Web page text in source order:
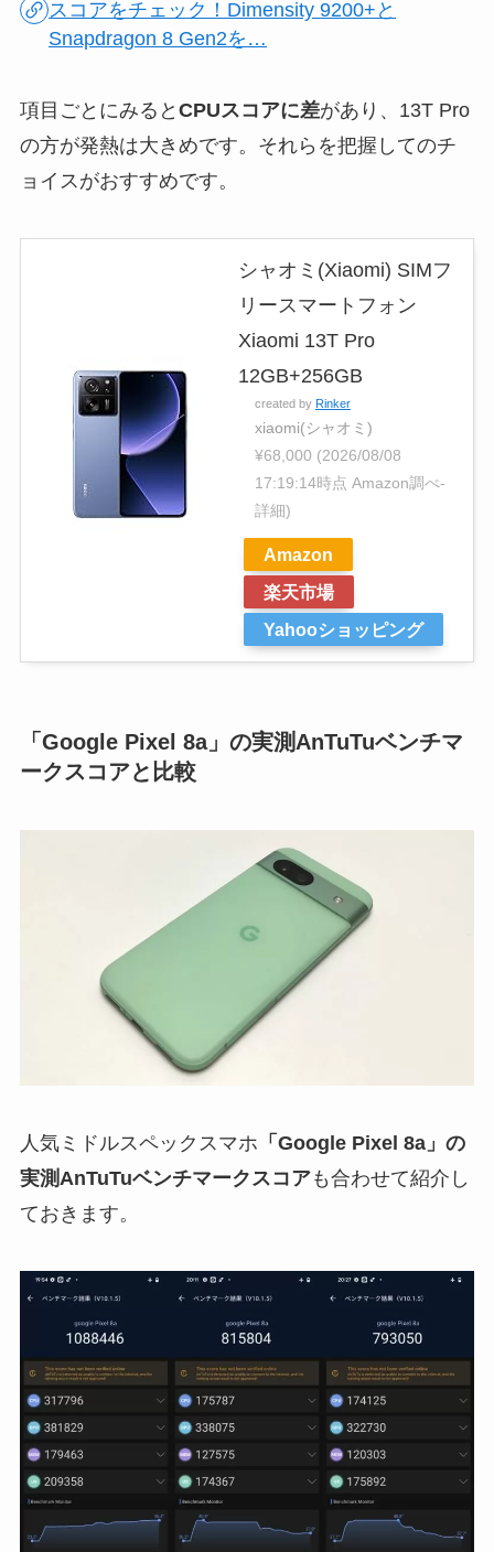
スコアをチェック！Dimensity 9200+と
Snapdragon 8 Gen2を…
項目ごとにみると CPUスコアに差があり、13T Pro
の方が発熱は大きめです。それらを把握してのチ
ョイスがおすすめです。
シャオミ(Xiaomi) SIMフ
リースマートフォン
Xiaomi 13T Pro
12GB+256GB
created by Rinker
xiaomi(シャオミ)
¥68,000 (2026/08/08
17:19:14時点 Amazon調べ-
詳細)
Amazon
楽天市場
Yahooショッピング
「Google Pixel 8a」の実測AnTuTuベンチマ
ークスコアと比較
人気ミドルスペックスマホ 「Google Pixel 8a」の
実測AnTuTuベンチマークスコアも合わせて紹介し
ておきます。